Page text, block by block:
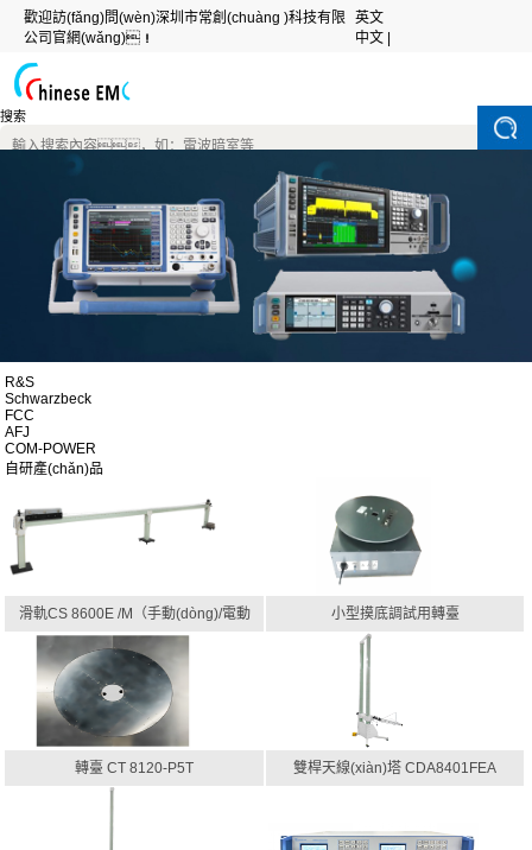
歡迎訪(fǎng)問(wèn)深圳市常創(chuàng )科技有限
公司官網(wǎng)！
英文
中文 |
搜索
R&S
Schwarzbeck
FCC
AFJ
COM-POWER
自研產(chǎn)品
滑軌CS 8600E /M（手動(dòng)/電動
(dòng)）
小型摸底調試用轉臺
轉臺 CT 8120-P5T 雙桿天線(xiàn)塔 CDA8401FEA